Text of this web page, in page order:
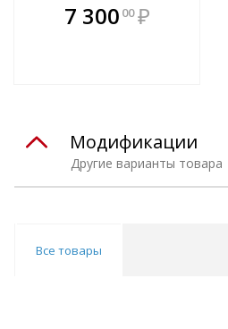
7 300 00 ₽
Другие варианты товара
Модификации
Все товары